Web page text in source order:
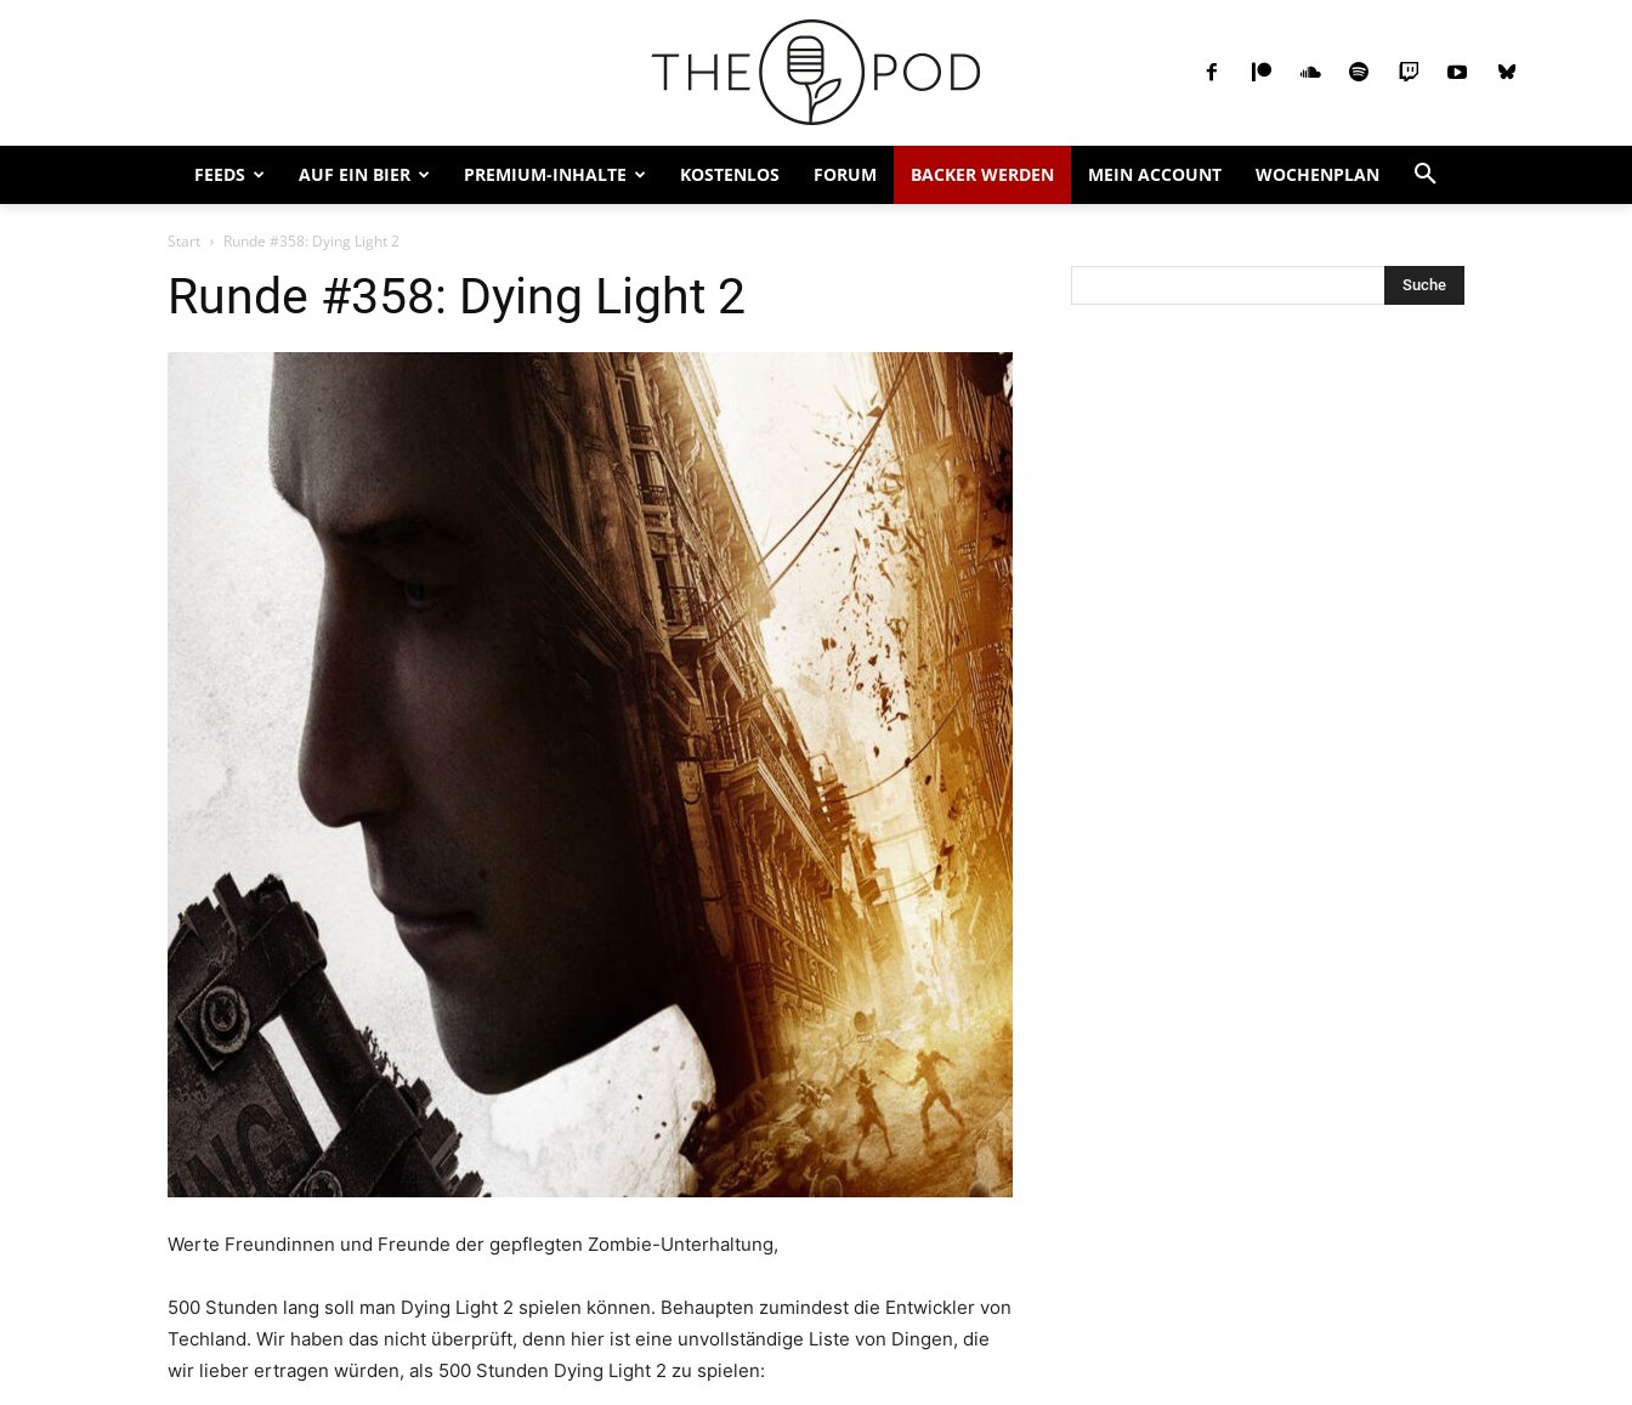
FEEDS AUF EIN BIER PREMIUM-INHALTE KOSTENLOS FORUM BACKER WERDEN MEIN ACCOUNT WOCHENPLAN
Start Runde #358: Dying Light 2
Runde #358: Dying Light 2
Werte Freundinnen und Freunde der gepflegten Zombie-Unterhaltung,
500 Stunden lang soll man Dying Light 2 spielen können. Behaupten zumindest die Entwickler von
Techland. Wir haben das nicht überprüft, denn hier ist eine unvollständige Liste von Dingen, die
wir lieber ertragen würden, als 500 Stunden Dying Light 2 zu spielen: